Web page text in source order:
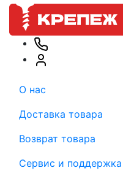
О нас
Доставка товара
Возврат товара
Сервис и поддержка